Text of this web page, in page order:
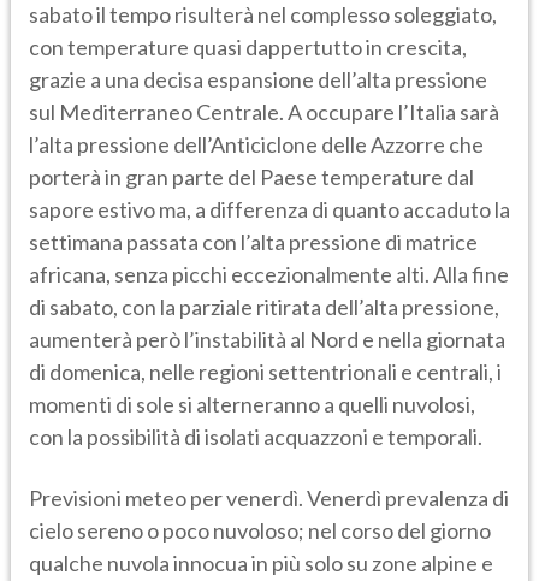
sabato il tempo risulterà nel complesso soleggiato,
con temperature quasi dappertutto in crescita,
grazie a una decisa espansione dell’alta pressione
sul Mediterraneo Centrale. A occupare l’Italia sarà
l’alta pressione dell’Anticiclone delle Azzorre che
porterà in gran parte del Paese temperature dal
sapore estivo ma, a differenza di quanto accaduto la
settimana passata con l’alta pressione di matrice
africana, senza picchi eccezionalmente alti. Alla fine
di sabato, con la parziale ritirata dell’alta pressione,
aumenterà però l’instabilità al Nord e nella giornata
di domenica, nelle regioni settentrionali e centrali, i
momenti di sole si alterneranno a quelli nuvolosi,
con la possibilità di isolati acquazzoni e temporali.
Previsioni meteo per venerdì. Venerdì prevalenza di
cielo sereno o poco nuvoloso; nel corso del giorno
qualche nuvola innocua in più solo su zone alpine e